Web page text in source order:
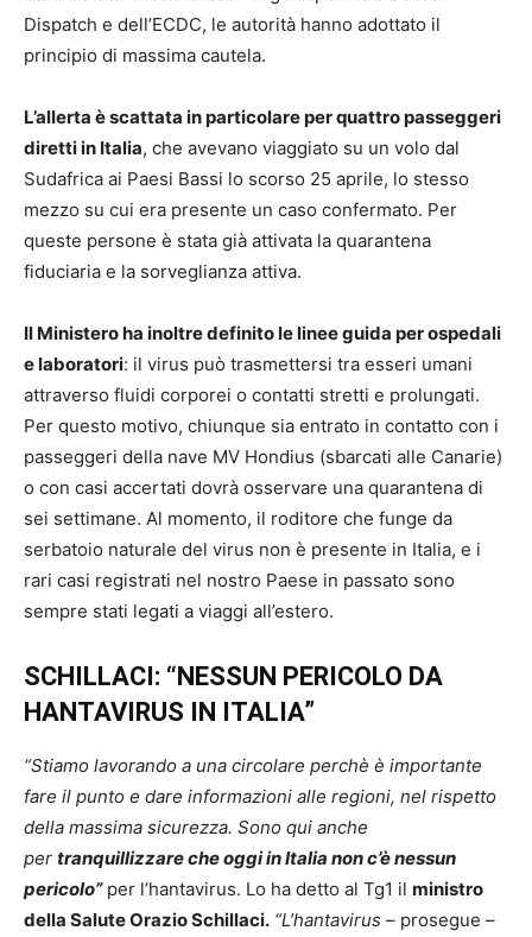
Dispatch e dell’ECDC, le autorità hanno adottato il
principio di massima cautela.
L’allerta è scattata in particolare per quattro passeggeri
diretti in Italia, che avevano viaggiato su un volo dal
Sudafrica ai Paesi Bassi lo scorso 25 aprile, lo stesso
mezzo su cui era presente un caso confermato. Per
queste persone è stata già attivata la quarantena
fiduciaria e la sorveglianza attiva.
Il Ministero ha inoltre definito le linee guida per ospedali
e laboratori: il virus può trasmettersi tra esseri umani
attraverso fluidi corporei o contatti stretti e prolungati.
Per questo motivo, chiunque sia entrato in contatto con i
passeggeri della nave MV Hondius (sbarcati alle Canarie)
o con casi accertati dovrà osservare una quarantena di
sei settimane. Al momento, il roditore che funge da
serbatoio naturale del virus non è presente in Italia, e i
rari casi registrati nel nostro Paese in passato sono
sempre stati legati a viaggi all’estero.
SCHILLACI: “NESSUN PERICOLO DA
HANTAVIRUS IN ITALIA”
“Stiamo lavorando a una circolare perchè è importante
fare il punto e dare informazioni alle regioni, nel rispetto
della massima sicurezza. Sono qui anche
per tranquillizzare che oggi in Italia non c’è nessun
pericolo”per l’hantavirus. Lo ha detto al Tg1 il ministro
della Salute Orazio Schillaci. “L’hantavirus – prosegue –